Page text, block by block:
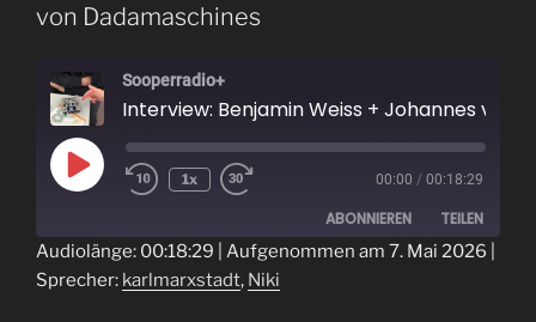
von Dadamaschines
Sooperradio+
Play
Episode
1x 00:00 / 00:18:29
ABONNIEREN TEILEN
TEILEN
Audiolänge: 00:18:29 Aufgenommen am 7. Mai 2026
Sprecher: karlmarxstadt, Niki